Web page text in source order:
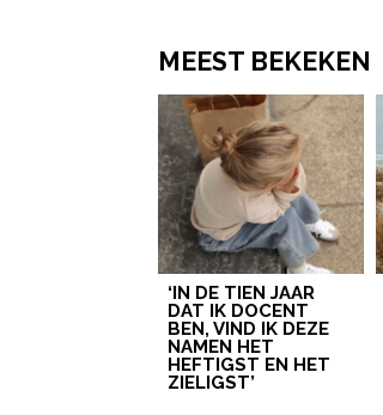
MEEST BEKEKEN
‘IN DE TIEN JAAR
DAT IK DOCENT
BEN, VIND IK DEZE
NAMEN HET
HEFTIGST EN HET
ZIELIGST’